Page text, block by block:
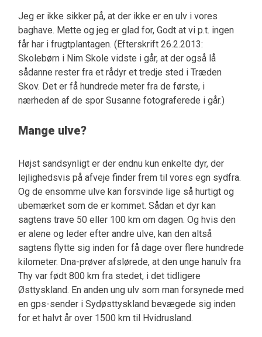
Jeg er ikke sikker på, at der ikke er en ulv i vores
baghave. Mette og jeg er glad for, Godt at vi p.t. ingen
får har i frugtplantagen. (Efterskrift 26.2.2013:
Skolebørn i Nim Skole vidste i går, at der også lå
sådanne rester fra et rådyr et tredje sted i Træden
Skov. Det er få hundrede meter fra de første, i
nærheden af de spor Susanne fotograferede i går.)
Mange ulve?
Højst sandsynligt er der endnu kun enkelte dyr, der
lejlighedsvis på afveje finder frem til vores egn sydfra.
Og de ensomme ulve kan forsvinde lige så hurtigt og
ubemærket som de er kommet. Sådan et dyr kan
sagtens trave 50 eller 100 km om dagen. Og hvis den
er alene og leder efter andre ulve, kan den altså
sagtens flytte sig inden for få dage over flere hundrede
kilometer. Dna-prøver afslørede, at den unge hanulv fra
Thy var født 800 km fra stedet, i det tidligere
Østtyskland. En anden ung ulv som man forsynede med
en gps-sender i Sydøsttyskland bevægede sig inden
for et halvt år over 1500 km til Hvidrusland.